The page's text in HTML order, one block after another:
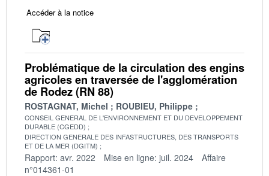
Accéder à la notice
Problématique de la circulation des engins
agricoles en traversée de l'agglomération
de Rodez (RN 88)
ROSTAGNAT, Michel ROUBIEU, Philippe
CONSEIL GENERAL DE L'ENVIRONNEMENT ET DU DEVELOPPEMENT
DURABLE (CGEDD)
DIRECTION GENERALE DES INFASTRUCTURES, DES TRANSPORTS
ET DE LA MER (DGITM)
Rapport: avr. 2022 Mise en ligne: juil. 2024
Affaire
n°014361-01